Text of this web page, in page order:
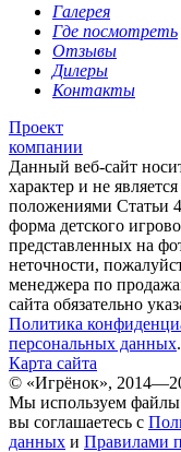
Галерея
Где посмотреть
Отзывы
Дилеры
Контакты
Проект
компании
Данный веб-сайт
характер и не
положениями Статьи
форма детского
представленных на
неточности,
менеджера по
сайта обязательно
Политика
персональных данных.
Карта сайта
© «Игрёнок»,
Мы используем файлы
вы соглашаетесь с
данных и Правилами